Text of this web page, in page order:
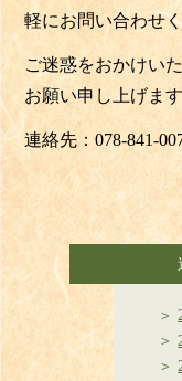
軽にお問い合わせ
ご迷惑をおかけい
お願い申し上げま
連絡先：078-841-